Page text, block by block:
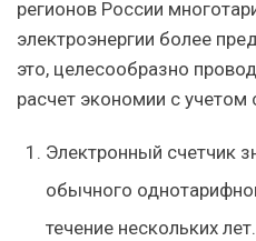
регионов России
электроэнергии более
это, целесообразно
расчет экономии с
Электронный счетчик
обычного
течение нескольких лет.